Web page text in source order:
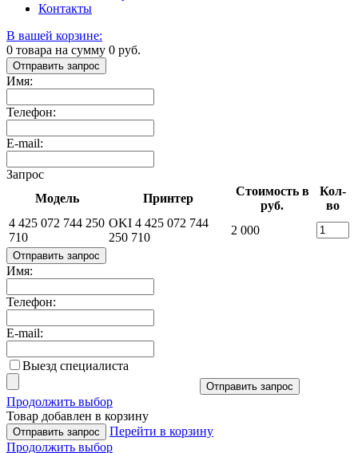
Контакты
В вашей корзине:
0 товара на сумму 0 руб.
Отправить запрос
Имя:
Телефон:
E-mail:
Запрос
Модель
Принтер
Стоимость в
руб.
Кол-
во
4 425 072 744 250
710
OKI 4 425 072 744
250 710
2 000
Отправить запрос
Имя:
Телефон:
E-mail:
Выезд специалиста
Отправить запрос
Продолжить выбор
Товар добавлен в корзину
Отправить запрос
Перейти в корзину
Продолжить выбор